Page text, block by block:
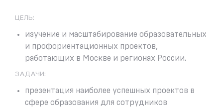
ЦЕЛЬ:
изучение и масштабирование образовательных
и профориентационных проектов,
работающих в Москве и регионах России.
ЗАДАЧИ:
презентация наиболее успешных проектов в
сфере образования для сотрудников